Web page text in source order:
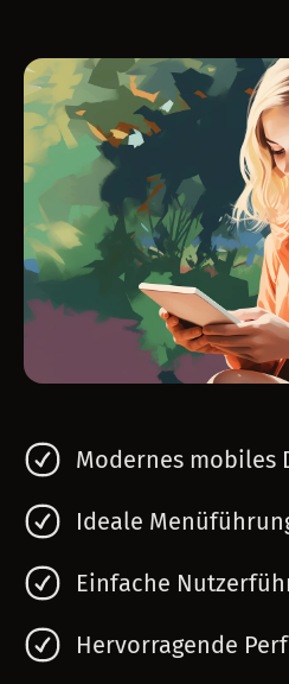
Modernes mobiles
Ideale
Einfache
Hervorragende